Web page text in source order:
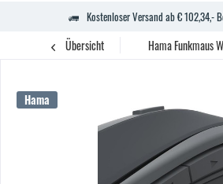
Kostenloser Versand ab € 102,34,-
Übersicht Hama Funkmaus
Hama